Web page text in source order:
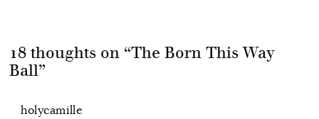
18 thoughts on “The Born This Way
Ball”
holycamille